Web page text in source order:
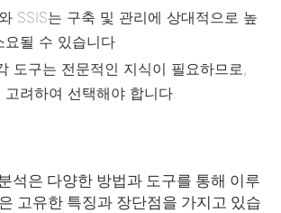
SSIS는 구축 및 관리에 상대적으로 높
요될 수 있습니다.
도구는 전문적인 지식이 필요하므로,
고려하여 선택해야 합니다.
석은 다양한 방법과 도구를 통해 이루
고유한 특징과 장단점을 가지고 있습